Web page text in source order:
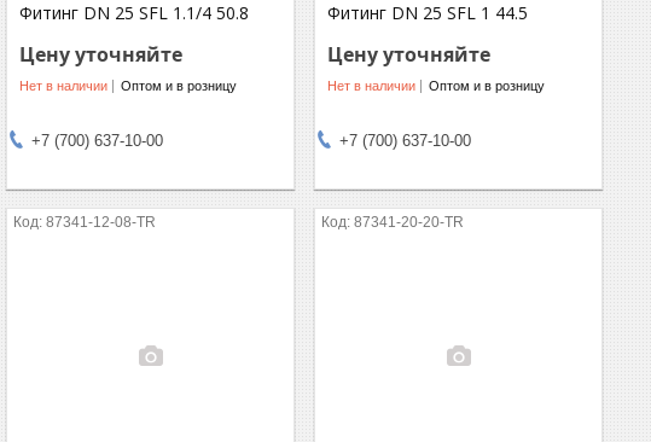
Фитинг DN 25 SFL 1.1/4 50.8
Цену уточняйте
Нет в наличии Оптом и в розницу
+7 (700) 637-10-00
Фитинг DN 25 SFL 1 44.5
Цену уточняйте
Нет в наличии Оптом и в розницу
+7 (700) 637-10-00
87341-12-08-TR 87341-20-20-TR